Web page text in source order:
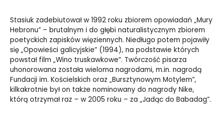
Stasiuk zadebiutował w 1992 roku zbiorem opowiadań „Mury
Hebronu” – brutalnym i do głębi naturalistycznym zbiorem
poetyckich zapisków więziennych. Niedługo potem pojawiły
się „Opowieści galicyjskie” (1994), na podstawie których
powstał film „Wino truskawkowe”. Twórczość pisarza
uhonorowana została wieloma nagrodami, m.in. nagrodą
Fundacji im. Kościelskich oraz „Bursztynowym Motylem”,
kilkakrotnie był on także nominowany do nagrody Nike,
którą otrzymał raz – w 2005 roku – za „Jadąc do Babadag”.